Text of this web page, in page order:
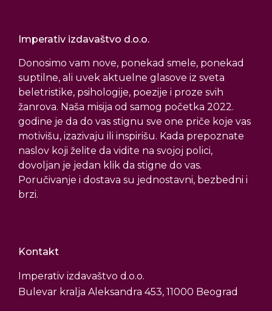
Imperativ izdavaštvo d.o.o.
Donosimo vam nove, ponekad smele, ponekad
suptilne, ali uvek aktuelne glasove iz sveta
beletristike, psihologije, poezije i proze svih
žanrova. Naša misija od samog početka 2022.
godine je da do vas stignu sve one priče koje vas
motivišu, izazivaju ili inspirišu. Kada prepoznate
naslov koji želite da vidite na svojoj polici,
dovoljan je jedan klik da stigne do vas.
Poručivanje i dostava su jednostavni, bezbedni i
brzi.
Kontakt
Imperativ izdavaštvo d.o.o.
Bulevar kralja Aleksandra 453, 11000 Beograd